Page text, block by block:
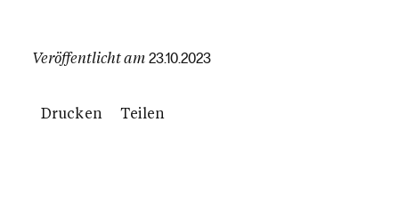
Veröffentlicht am 23.10.2023
Drucken Teilen